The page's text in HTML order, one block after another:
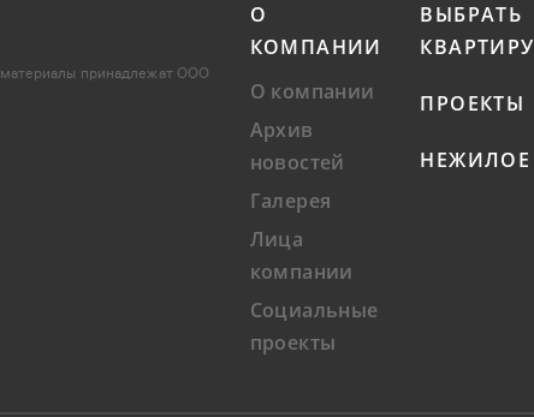
принадлежат ООО
О
КОМПАНИИ
О компании
Архив
новостей
Галерея
Лица
компании
Социальные
проекты
ВЫБРАТЬ
КВАРТИРУ
ПРОЕКТЫ
НЕЖИЛОЕ